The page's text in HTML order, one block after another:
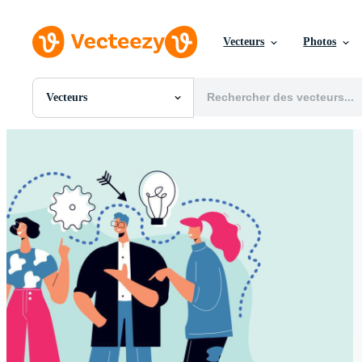
Vecteurs Photos
Vecteurs
Toutes Images
SVGs
Modèles
Vecteurs
Vidéos
Motion graphics
Images Éditoriales
Événements Éditoriaux